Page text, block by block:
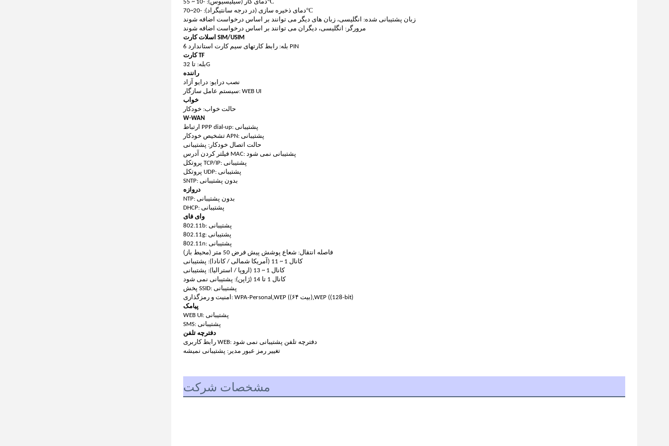
دمای کار (سیلیسیوس): -10 ~ 55
دمای ذخیره سازی (در درجه سانتیگراد): -20~70°C
زبان پشتیبانی شده: انگلیسی، زبان های دیگر می توانند بر اساس درخواست اضافه شوند
مرورگر: انگلیسی، دیگران می توانند بر اساس درخواست اضافه شوند
اسلات کارت SIM/USIM
بله: رابط کارتهای سیم کارت استاندارد 6 PIN
کارت TF
بله: تا 32G
راننده
نصب درایو: درایو آزاد
سیستم عامل سازگار: WEB UI
خواب
حالت خواب: خودکار
W-WAN
ارتباط PPP dial-up: پشتیبانی
تشخیص خودکار APN: پشتیبانی
حالت اتصال خودکار: پشتیبانی
فیلتر کردن آدرس MAC: پشتیبانی نمی شود
پروتکل TCP/IP: پشتیبانی
پروتکل UDP: پشتیبانی
SNTP: بدون پشتیبانی
دروازه
NTP: بدون پشتیبانی
DHCP: پشتیبانی
وای فای
802.11b: پشتیبانی
802.11g: پشتیبانی
802.11n: پشتیبانی
فاصله انتقال: شعاع پوشش پیش فرض 50 متر (محيط باز)
کانال 1 ~ 11 (آمریکا شمالی / کانادا): پشتیبانی
کانال 1 ~ 13 (اروپا / استرالیا): پشتیبانی
کانال 1 تا 14 (ژاپن): پشتیبانی نمی شود
پخش SSID: پشتیبانی
امنیت و رمزگذاری: WPA-Personal , WEP ((۶۴ بیت),WEP ((128-bit)
پیامک
WEB UI: پشتیبانی
SMS: پشتیبانی
دفترچه تلفن
رابط کاربری WEB: دفترچه تلفن پشتیبانی نمی شود
تغییر رمز عبور مدیر: پشتیبانی نمیشه
مشخصات شرکت